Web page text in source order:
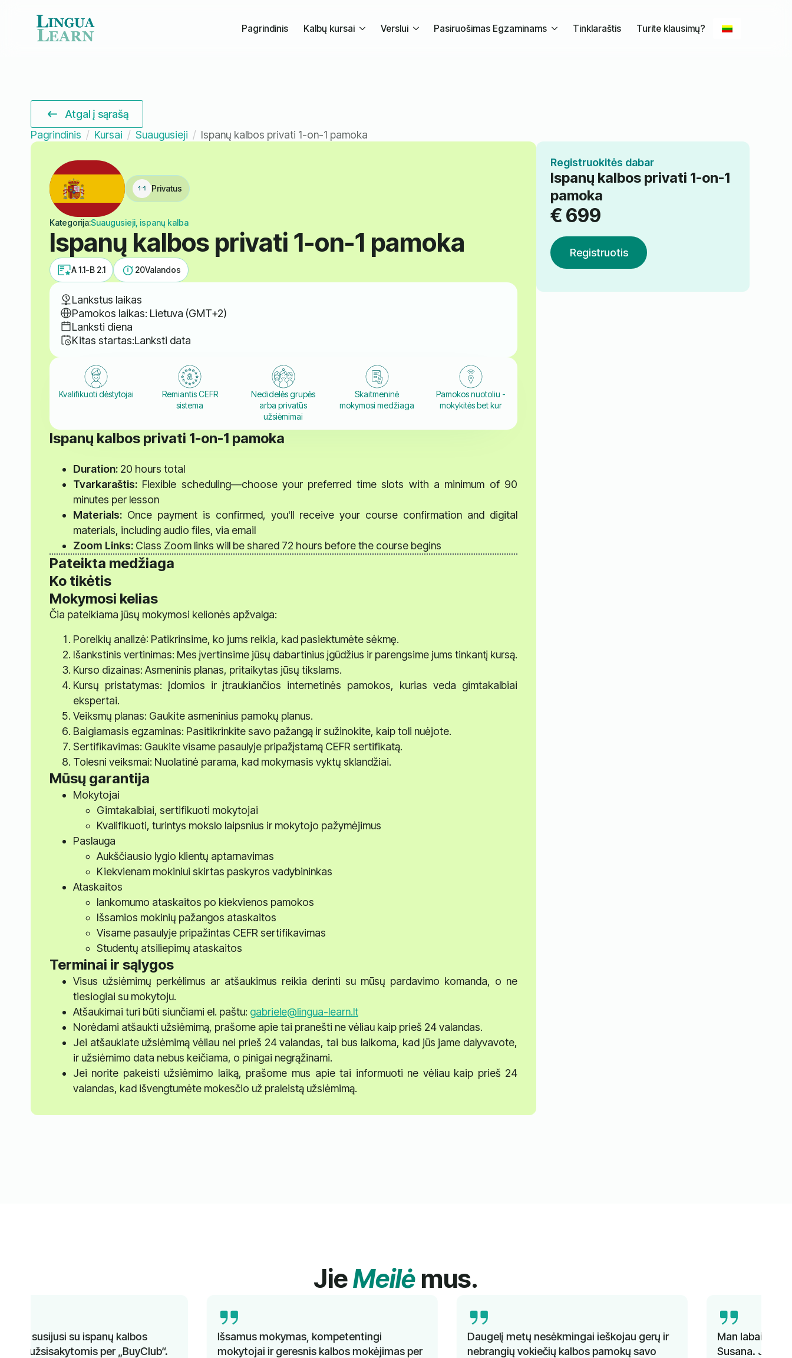
Pagrindinis Kalbų kursai Verslui Pasiruošimas Egzaminams Tinklaraštis Turite klausimų?
Atgal į sąrašą
Pagrindinis
Kursai Suaugusieji Ispanų kalbos privati 1-on-1 pamoka
Privatus
Kategorija:Suaugusieji, ispanų kalba
Ispanų kalbos privati 1-on-1 pamoka
A 1.1-B 2.1 20Valandos
Lankstus laikas
Pamokos laikas: Lietuva (GMT+2)
Lanksti diena
Kitas startas:Lanksti data
Kvalifikuoti dėstytojai
Remiantis CEFR
sistema
Nedidelės grupės
arba privatūs
užsiėmimai
Skaitmeninė
mokymosi medžiaga
Pamokos nuotoliu -
mokykitės bet kur
Ispanų kalbos privati 1-on-1 pamoka
Duration:20 hours total
Tvarkaraštis:Flexible scheduling—choose your preferred time slots with a minimum of 90
minutes per lesson
Materials:Once payment is confirmed, you'll receive your course confirmation and digital
materials, including audio files, via email
Zoom Links:Class Zoom links will be shared 72 hours before the course begins
Pateikta medžiaga
Ko tikėtis
Mokymosi kelias
Čia pateikiama jūsų mokymosi kelionės apžvalga:
Poreikių analizė: Patikrinsime, ko jums reikia, kad pasiektumėte sėkmę.
Išankstinis vertinimas: Mes įvertinsime jūsų dabartinius įgūdžius ir parengsime jums tinkantį kursą.
Kurso dizainas: Asmeninis planas, pritaikytas jūsų tikslams.
Kursų pristatymas: Įdomios ir įtraukiančios internetinės pamokos, kurias veda gimtakalbiai
ekspertai.
Veiksmų planas: Gaukite asmeninius pamokų planus.
Baigiamasis egzaminas: Pasitikrinkite savo pažangą ir sužinokite, kaip toli nuėjote.
Sertifikavimas: Gaukite visame pasaulyje pripažįstamą CEFR sertifikatą.
Tolesni veiksmai: Nuolatinė parama, kad mokymasis vyktų sklandžiai.
Mūsų garantija
Mokytojai
Gimtakalbiai, sertifikuoti mokytojai
Kvalifikuoti, turintys mokslo laipsnius ir mokytojo pažymėjimus
Paslauga
Aukščiausio lygio klientų aptarnavimas
Kiekvienam mokiniui skirtas paskyros vadybininkas
Ataskaitos
lankomumo ataskaitos po kiekvienos pamokos
Išsamios mokinių pažangos ataskaitos
Visame pasaulyje pripažintas CEFR sertifikavimas
Studentų atsiliepimų ataskaitos
Terminai ir sąlygos
Visus užsiėmimų perkėlimus ar atšaukimus reikia derinti su mūsų pardavimo komanda, o ne
tiesiogiai su mokytoju.
Atšaukimai turi būti siunčiami el. paštu: gabriele@lingua-learn.lt
Norėdami atšaukti užsiėmimą, prašome apie tai pranešti ne vėliau kaip prieš 24 valandas.
Jei atšaukiate užsiėmimą vėliau nei prieš 24 valandas, tai bus laikoma, kad jūs jame dalyvavote,
ir užsiėmimo data nebus keičiama, o pinigai negrąžinami.
Jei norite pakeisti užsiėmimo laiką, prašome mus apie tai informuoti ne vėliau kaip prieš 24
valandas, kad išvengtumėte mokesčio už praleistą užsiėmimą.
Registruokitės dabar
Ispanų kalbos privati 1-on-1
pamoka
€ 699
Registruotis
JieMeilė mus.
Išsamus mokymas, kompetentingi
mokytojai ir geresnis kalbos mokėjimas per
Daugelį metų nesėkmingai ieškojau gerų ir
nebrangių vokiečių kalbos pamokų savo
Man labai patiko ispanų kalbos kursai su
Susana. Ji sugebėjo keisti temas kiekvieną